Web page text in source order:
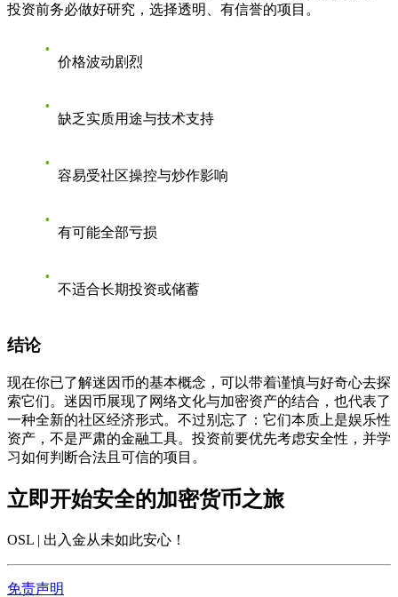
投资前务必做好研究，选择透明、有信誉的项目。
价格波动剧烈
缺乏实质用途与技术支持
容易受社区操控与炒作影响
有可能全部亏损
不适合长期投资或储蓄
结论
现在你已了解迷因币的基本概念，可以带着谨慎与好奇心去探
索它们。迷因币展现了网络文化与加密资产的结合，也代表了
一种全新的社区经济形式。不过别忘了：它们本质上是娱乐性
资产，不是严肃的金融工具。投资前要优先考虑安全性，并学
习如何判断合法且可信的项目。
立即开始安全的加密货币之旅
OSL | 出入金从未如此安心 ！
免责声明